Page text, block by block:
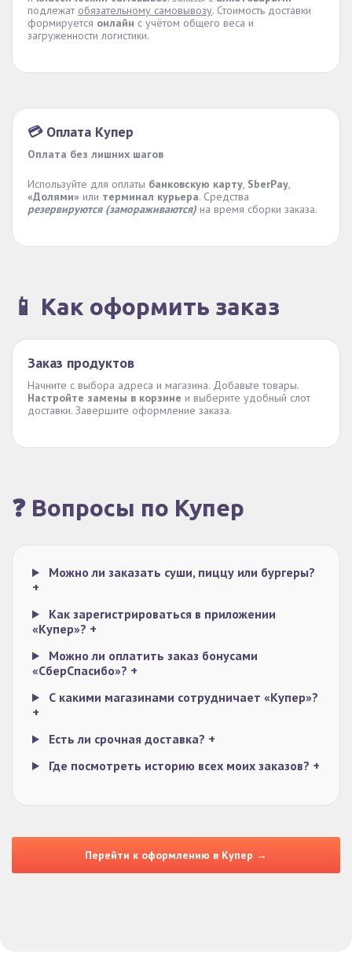
подлежат обязательному самовывозу. Стоимость доставки
формируется онлайн с учётом общего веса и
загруженности логистики.
💳 Оплата Купер
Оплата без лишних шагов
Используйте для оплаты банковскую карту, SberPay,
«Долями» или терминал курьера. Средства
резервируются (замораживаются) на время сборки заказа.
📱 Как оформить заказ
Заказ продуктов
Начните с выбора адреса и магазина. Добавьте товары.
Настройте замены в корзине и выберите удобный слот
доставки. Завершите оформление заказа.
❓ Вопросы по Купер
Можно ли заказать суши, пиццу или бургеры?
+
Как зарегистрироваться в приложении
«Купер»? +
Можно ли оплатить заказ бонусами
«СберСпасибо»? +
С какими магазинами сотрудничает «Купер»?
+
Есть ли срочная доставка? +
Где посмотреть историю всех моих заказов? +
Перейти к оформлению в Купер →